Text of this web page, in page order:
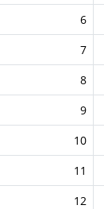
6
7
8
9
10
11
12